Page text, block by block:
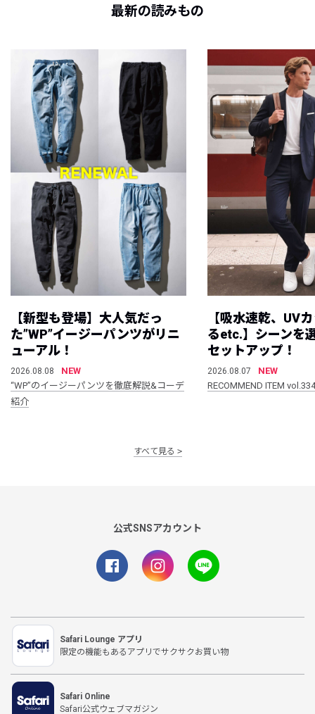
最新の読みもの
【新型も登場】大人気だっ
た”WP”イージーパンツがリニ
ューアル！
2026.08.08
NEW
“WP”のイージーパンツを徹底解説&コーデ
紹介
【吸水速乾、UV
るetc.】シーンを
セットアップ！
2026.08.07
NEW
RECOMMEND ITEM vol.334
すべて見る
公式SNSアカウント
Safari Lounge アプリ
限定の機能もあるアプリでサクサクお買い物
Safari Online
Safari公式ウェブマガジン